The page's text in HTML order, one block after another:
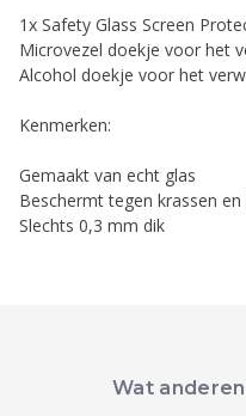
1x Safety Glass Screen
Microvezel doekje voor het
Alcohol doekje voor het
Kenmerken:
Gemaakt van echt glas
Beschermt tegen krassen
Slechts 0,3 mm dik
Wat